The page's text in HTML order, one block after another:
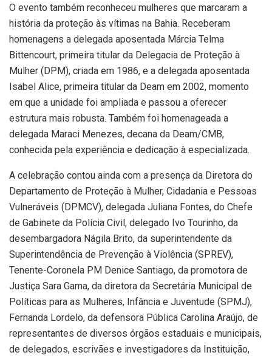
O evento também reconheceu mulheres que marcaram a
história da proteção às vítimas na Bahia. Receberam
homenagens a delegada aposentada Márcia Telma
Bittencourt, primeira titular da Delegacia de Proteção à
Mulher (DPM), criada em 1986, e a delegada aposentada
Isabel Alice, primeira titular da Deam em 2002, momento
em que a unidade foi ampliada e passou a oferecer
estrutura mais robusta. Também foi homenageada a
delegada Maraci Menezes, decana da Deam/CMB,
conhecida pela experiência e dedicação à especializada.
A celebração contou ainda com a presença da Diretora do
Departamento de Proteção à Mulher, Cidadania e Pessoas
Vulneráveis (DPMCV), delegada Juliana Fontes, do Chefe
de Gabinete da Polícia Civil, delegado Ivo Tourinho, da
desembargadora Nágila Brito, da superintendente da
Superintendência de Prevenção à Violência (SPREV),
Tenente-Coronela PM Denice Santiago, da promotora de
Justiça Sara Gama, da diretora da Secretária Municipal de
Políticas para as Mulheres, Infância e Juventude (SPMJ),
Fernanda Lordelo, da defensora Pública Carolina Araújo, de
representantes de diversos órgãos estaduais e municipais,
de delegados, escrivães e investigadores da Instituição,